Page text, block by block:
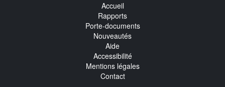
Accueil
Rapports
Porte-documents
Nouveautés
Aide
Accessibilité
Mentions légales
Contact